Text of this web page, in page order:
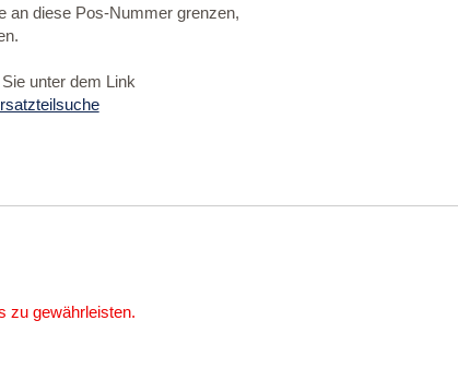
an diese Pos-Nummer grenzen,
unter dem Link
zu gewährleisten.